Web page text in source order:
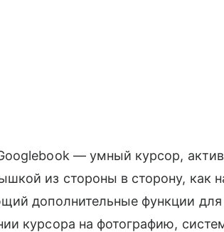
— умный курсор,
из стороны в сторону, как
дополнительные функции
курсора на фотографию,